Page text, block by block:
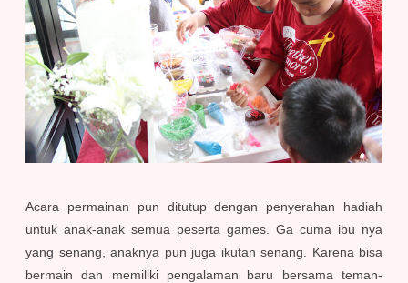
Acara permainan pun ditutup dengan penyerahan hadiah
untuk anak-anak semua peserta games. Ga cuma ibu nya
yang senang, anaknya pun juga ikutan senang. Karena bisa
bermain dan memiliki pengalaman baru bersama teman-